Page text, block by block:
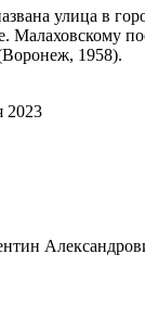
улица в
Малаховскому
1958).
2023